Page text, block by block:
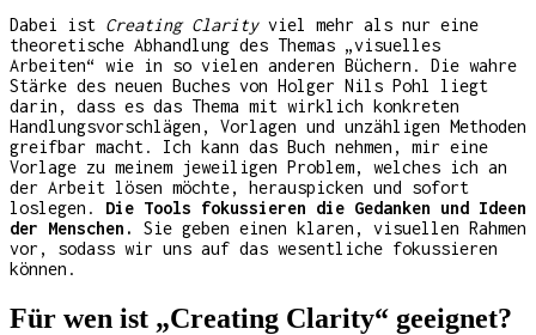
Dabei ist Creating Clarityviel mehr als nur eine
theoretische Abhandlung des Themas „visuelles
Arbeiten“ wie in so vielen anderen Büchern. Die wahre
Stärke des neuen Buches von Holger Nils Pohl liegt
darin, dass es das Thema mit wirklich konkreten
Handlungsvorschlägen, Vorlagen und unzähligen Methoden
greifbar macht. Ich kann das Buch nehmen, mir eine
Vorlage zu meinem jeweiligen Problem, welches ich an
der Arbeit lösen möchte, herauspicken und sofort
loslegen. Die Tools fokussieren die Gedanken und Ideen
der Menschen.
Sie geben einen klaren, visuellen Rahmen
vor, sodass wir uns auf das wesentliche fokussieren
können.
Für wen ist „Creating Clarity“ geeignet?